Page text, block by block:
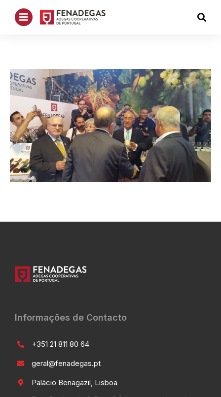
Informações de Contacto
+351 21 811 80 64
geral@fenadegas.pt
Palácio Benagazil, Lisboa